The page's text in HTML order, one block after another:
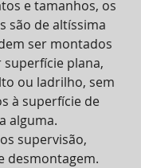
e tamanhos, os
​​são de altíssima
ser montados
plana,
ou ladrilho, sem
à superfície de
alguma.
supervisão,
desmontagem.